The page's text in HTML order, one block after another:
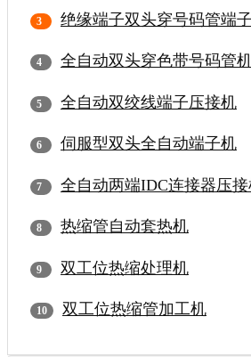
绝缘端子双头穿号码管端
全自动双头穿色带号码管
全自动双绞线端子压接机
伺服型双头全自动端子机
全自动两端IDC连接器压
热缩管自动套热机
双工位热缩处理机
双工位热缩管加工机